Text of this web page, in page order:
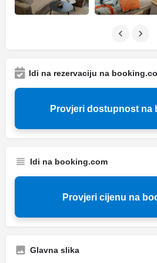
Idi na rezervaciju na
Provjeri dostupnost na
Idi na booking.com
Provjeri cijenu na
Glavna slika